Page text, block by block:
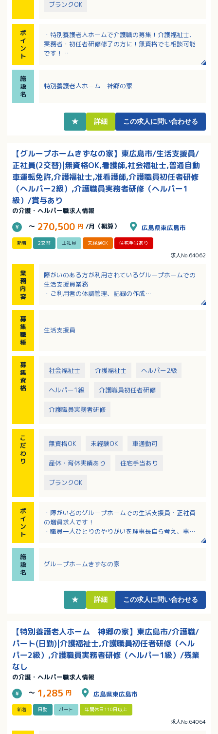
ブランクOK
ポ
イ
ン
ト
・特別養護老人ホームで介護職の募集！介護福祉士、
実務者・初任者研修修了の方に！無資格でも相談可能
です！
・6ヶ月に一度上司と面談、意見交換を行い働きやすい
職場づくりに力を入れています！
施
設
名
特別養護老人ホーム 神郷の家
★ 詳細 この求人に問い合わせる
【グループホームきずなの家】東広島市/生活支援員/
正社員(2交替)|無資格OK,看護師,社会福祉士,普通自動
車運転免許,介護福祉士,准看護師,介護職員初任者研修
（ヘルパー2級）,介護職員実務者研修（ヘルパー1
級）/賞与あり
の介護・ヘルパー職求人情報
～ 270,500 円 /月（概算） 広島県東広島市
新着 2交替 正社員 未経験OK 住宅手当あり
求人No.64062
業
務
内
容
障がいのある方が利用されているグループホームでの
生活支援員業務
・ご利用者の体調管理、記録の作成
※日中は入居者さんは作業所などへ外出されるため不
※グループホーム利用者（定員5名）、併設ショートス
テイ（定員3名）※10月に3床増設予定
※夜間は支援員2名体制のため、安心して支援を行える
職場環境あり
募
集
職
種
生活支援員
募
集
資
格
社会福祉士 介護福祉士 ヘルパー2級
ヘルパー1級 介護職員初任者研修
介護職員実務者研修
こ
だ
わ
り
無資格OK 未経験OK 車通勤可
産休・育休実績あり 住宅手当あり
ブランクOK
ポ
イ
ン
ト
・障がい者のグループホームでの生活支援員・正社員
の増員求人です！
・職員一人ひとりのやりがいを理事長自ら考え、事業
・応募についてはまず見学からでも可能です！
施
設
名
グループホームきずなの家
★ 詳細 この求人に問い合わせる
【特別養護老人ホーム 神郷の家】東広島市/介護職/
パート(日勤)|介護福祉士,介護職員初任者研修（ヘル
パー2級）,介護職員実務者研修（ヘルパー1級）/残業
なし
の介護・ヘルパー職求人情報
～ 1,285 円 広島県東広島市
新着 日勤 パート 年間休日110日以上
求人No.64064